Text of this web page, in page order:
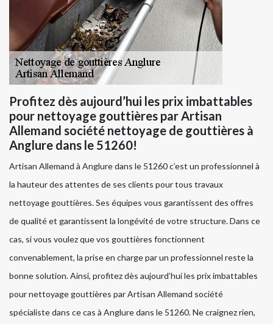
Profitez dès aujourd’hui les prix imbattables
pour nettoyage gouttières par Artisan
Allemand société nettoyage de gouttières à
Anglure dans le 51260!
Artisan Allemand à Anglure dans le 51260 c’est un professionnel à
la hauteur des attentes de ses clients pour tous travaux
nettoyage gouttières. Ses équipes vous garantissent des offres
de qualité et garantissent la longévité de votre structure. Dans ce
cas, si vous voulez que vos gouttières fonctionnent
convenablement, la prise en charge par un professionnel reste la
bonne solution. Ainsi, profitez dès aujourd’hui les prix imbattables
pour nettoyage gouttières par Artisan Allemand société
spécialiste dans ce cas à Anglure dans le 51260. Ne craignez rien,